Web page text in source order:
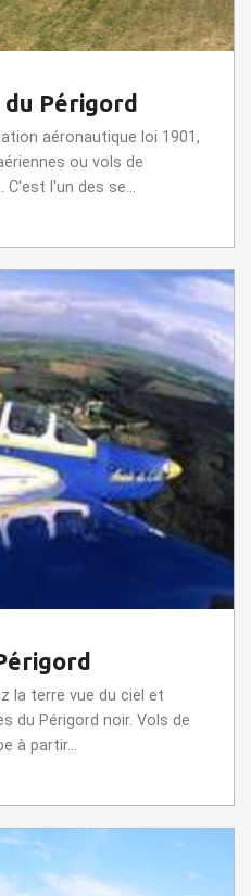
Périgord
aéronautique loi 1901,
ou vols de
l'un des se...
la terre vue du ciel et
du Périgord noir. Vols de
à partir...